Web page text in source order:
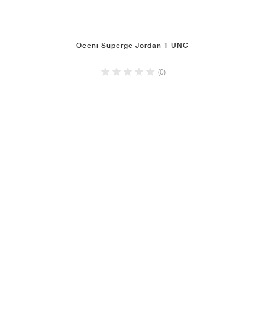
Oceni Superge Jordan 1 UNC
(0)